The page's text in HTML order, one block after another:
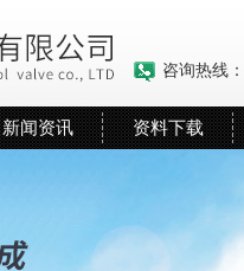
咨询热线：
新闻资讯 资料下载